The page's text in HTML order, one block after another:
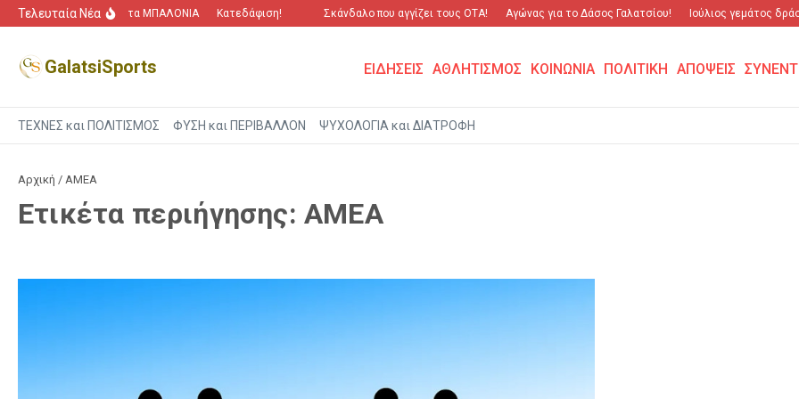
Μετάβαση στο περιεχόμενο
Τελευταία Νέα
“Πόλεμος” για τα ΜΠΑΛΟΝΙΑ Κατεδάφιση! Σκάνδαλο που αγγίζει τους ΟΤΑ! Αγώνας για το Δάσος Γαλατσίου! Ιούλιος γεμάτος
GalatsiSports ΕΙΔΗΣΕΙΣ ΑΘΛΗΤΙΣΜΟΣ ΚΟΙΝΩΝΙΑ ΠΟΛΙΤΙΚΗ ΑΠΟΨΕΙΣ
ΤΕΧΝΕΣ και ΠΟΛΙΤΙΣΜΟΣ ΦΥΣΗ και ΠΕΡΙΒΑΛΛΟΝ ΨΥΧΟΛΟΓΙΑ και ΔΙΑΤΡΟΦΗ
Αρχική / ΑΜΕΑ
Ετικέτα περιήγησης: ΑΜΕΑ